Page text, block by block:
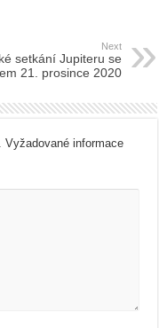
Next
setkání Jupiteru se
21. prosince 2020
Vyžadované informace